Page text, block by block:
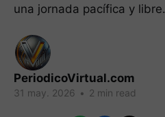
una jornada pacífica y libre.
PeriodicoVirtual.com
31 may. 2026 • 2 min read